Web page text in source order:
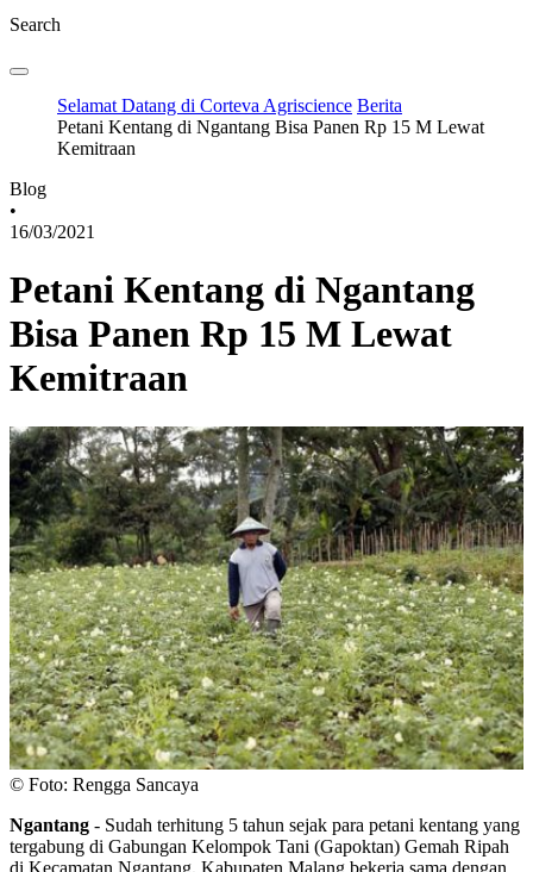
Search
Selamat Datang di Corteva Agriscience Berita
Petani Kentang di Ngantang Bisa Panen Rp 15 M Lewat
Kemitraan
Blog
•
16/03/2021
Petani Kentang di Ngantang
Bisa Panen Rp 15 M Lewat
Kemitraan
© Foto: Rengga Sancaya
Ngantang - Sudah terhitung 5 tahun sejak para petani kentang yang
tergabung di Gabungan Kelompok Tani (Gapoktan) Gemah Ripah
di Kecamatan Ngantang, Kabupaten Malang bekerja sama dengan